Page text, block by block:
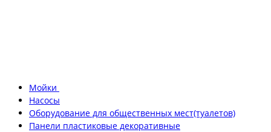
Мойки
Насосы
Оборудование для общественных мест(туалетов)
Панели пластиковые декоративные